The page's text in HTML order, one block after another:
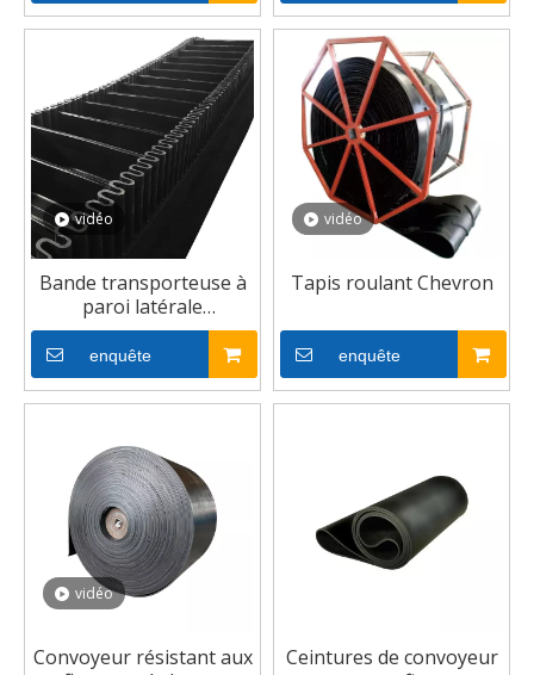
vidéo
Bande transporteuse à
paroi latérale
personnalisée
enquête
vidéo
Tapis roulant Chevron
enquête
vidéo
Convoyeur résistant aux
Ceintures de convoyeur